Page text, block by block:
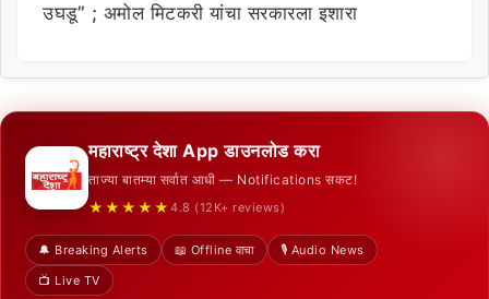
उघडू” ; अमोल मिटकरी यांचा सरकारला इशारा
महाराष्ट्र देशा App डाउनलोड करा
ताज्या बातम्या सर्वात आधी — Notifications सकट!
★★★★★ 4.8 (12K+ reviews)
🔔 Breaking Alerts 📖 Offline वाचा
🎙️ Audio News
📺 Live TV